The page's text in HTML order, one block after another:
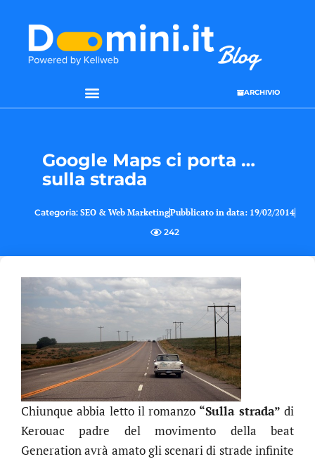
ARCHIVIO
Google Maps ci porta …
sulla strada
Categoria: SEO & Web MarketingPubblicato in data: 19/02/2014
242
Chiunque abbia letto il romanzo “Sulla strada” di
Kerouac padre del movimento della beat
Generation avrà amato gli scenari di strade infinite